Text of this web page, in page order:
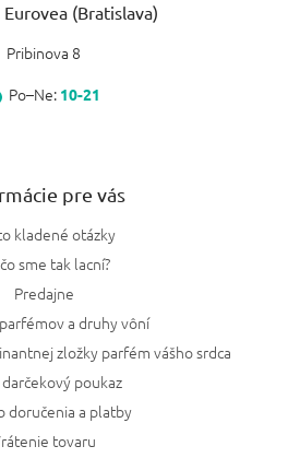
Eurovea (Bratislava)
Pribinova 8
Po–Ne: 10-21
pre vás
kladené otázky
sme tak lacní?
Predajne
a druhy vôní
zložky parfém vášho srdca
poukaz
doručenia a platby
tovaru